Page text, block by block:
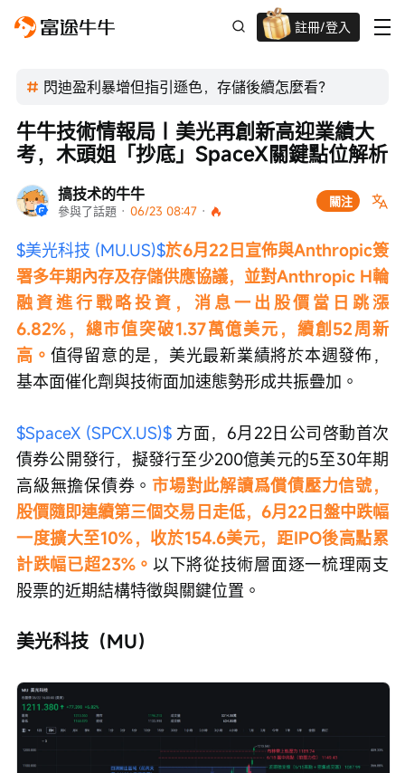
註冊/登入
迎新驚喜賞 股票/BTC等任你揀!
閃迪盈利暴增但指引遜色，存儲後續怎麼看？
搞技术的牛牛
參與了話題 · 06/23 08:47 ·
關注
牛牛技術情報局｜美光再創新高迎業績大
考，木頭姐「抄底」SpaceX關鍵點位解析
$美光科技 (MU.US)$於6月22日宣佈與Anthropic簽
署多年期內存及存儲供應協議，並對Anthropic H輪
融資進行戰略投資，消息一出股價當日跳漲
6.82%，總市值突破1.37萬億美元，續創52周新
高。 值得留意的是，美光最新業績將於本週發佈，
基本面催化劑與技術面加速態勢形成共振疊加。
$SpaceX (SPCX.US)$ 方面，6月22日公司啓動首次
債券公開發行，擬發行至少200億美元的5至30年期
高級無擔保債券。 市場對此解讀爲償債壓力信號，
股價隨即連續第三個交易日走低，6月22日盤中跌幅
一度擴大至10%，收於154.6美元，距IPO後高點累
計跌幅已超23%。 以下將從技術層面逐一梳理兩支
股票的近期結構特徵與關鍵位置。
美光科技（MU）